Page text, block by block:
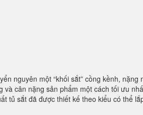
nguyên một “khối sắt” cồng kềnh, nặng
cân nặng sản phẩm một cách tối ưu
tủ sắt đã được thiết kế theo kiểu có thể